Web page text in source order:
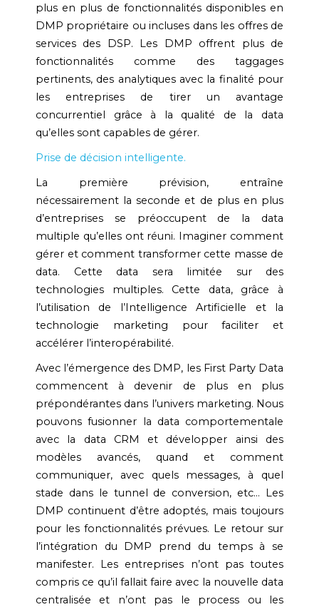
plus en plus de fonctionnalités disponibles en
DMP propriétaire ou incluses dans les offres de
services des DSP. Les DMP offrent plus de
fonctionnalités comme des taggages
pertinents, des analytiques avec la finalité pour
les entreprises de tirer un avantage
concurrentiel grâce à la qualité de la data
qu’elles sont capables de gérer.
Prise de décision intelligente.
La première prévision, entraîne
nécessairement la seconde et de plus en plus
d’entreprises se préoccupent de la data
multiple qu’elles ont réuni. Imaginer comment
gérer et comment transformer cette masse de
data. Cette data sera limitée sur des
technologies multiples. Cette data, grâce à
l’utilisation de l’Intelligence Artificielle et la
technologie marketing pour faciliter et
accélérer l’interopérabilité.
Avec l’émergence des DMP, les First Party Data
commencent à devenir de plus en plus
prépondérantes dans l’univers marketing. Nous
pouvons fusionner la data comportementale
avec la data CRM et développer ainsi des
modèles avancés, quand et comment
communiquer, avec quels messages, à quel
stade dans le tunnel de conversion, etc… Les
DMP continuent d’être adoptés, mais toujours
pour les fonctionnalités prévues. Le retour sur
l’intégration du DMP prend du temps à se
manifester. Les entreprises n’ont pas toutes
compris ce qu’il fallait faire avec la nouvelle data
centralisée et n’ont pas le process ou les